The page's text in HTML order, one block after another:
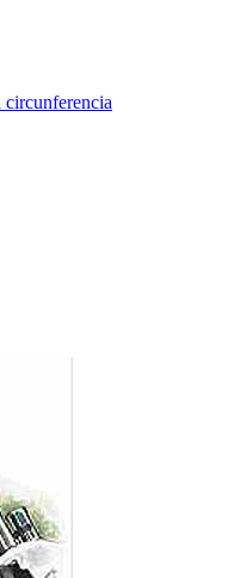
circunferencia